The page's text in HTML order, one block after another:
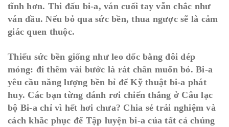
tĩnh hơn. Thi đấu bi-a, ván cuối tay vẫn chắc như
ván đầu. Nếu bỏ qua sức bền, thua ngược sẽ là cảm
giác quen thuộc.
Thiếu sức bền giống như leo dốc bằng đôi dép
mỏng: đi thêm vài bước là rát chân muốn bỏ. Bi-a
yêu cầu năng lượng bền bỉ để Kỹ thuật bi-a phát
huy. Các bạn từng đánh rơi chiến thắng ở Câu lạc
bộ Bi-a chỉ vì hết hơi chưa? Chia sẻ trải nghiệm và
cách khắc phục để Tập luyện bi-a của tất cả chúng